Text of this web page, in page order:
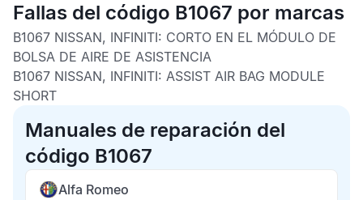
Fallas del código B1067 por marcas
B1067 NISSAN, INFINITI: CORTO EN EL MÓDULO DE
BOLSA DE AIRE DE ASISTENCIA
B1067 NISSAN, INFINITI: ASSIST AIR BAG MODULE
SHORT
Manuales de reparación del
código B1067
Alfa Romeo